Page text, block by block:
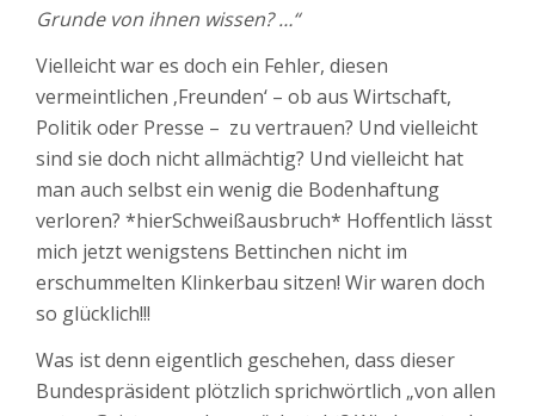
Grunde von ihnen wissen? …“
Vielleicht war es doch ein Fehler, diesen
vermeintlichen ‚Freunden‘ – ob aus Wirtschaft,
Politik oder Presse – zu vertrauen? Und vielleicht
sind sie doch nicht allmächtig? Und vielleicht hat
man auch selbst ein wenig die Bodenhaftung
verloren? *hierSchweißausbruch* Hoffentlich lässt
mich jetzt wenigstens Bettinchen nicht im
erschummelten Klinkerbau sitzen! Wir waren doch
so glücklich!!!
Was ist denn eigentlich geschehen, dass dieser
Bundespräsident plötzlich sprichwörtlich „von allen